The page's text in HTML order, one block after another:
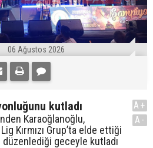
06 Ağustos 2026
kutladı
Karaoğlanoğlu,
Kırmızı Grup’ta elde ettiği
geceyle kutladı
A+
A-